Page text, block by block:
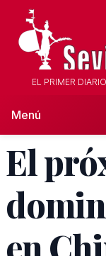
EL PRIMER
Menú
El
en